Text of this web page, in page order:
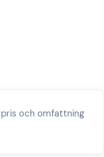
och omfattning